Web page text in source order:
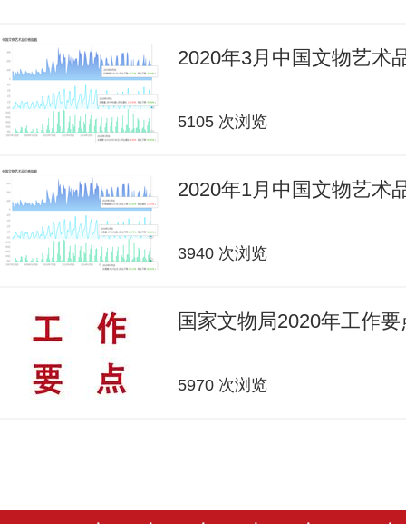
2020年3月中国文物艺术
5105 次浏览
2020年1月中国文物艺术
3940 次浏览
国家文物局2020年工作要
5970 次浏览